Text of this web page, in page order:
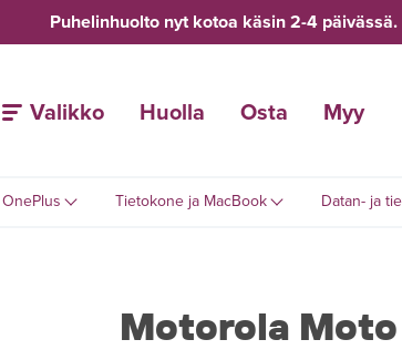
Puhelinhuolto nyt kotoa käsin 2-4 päivässä.
Valikko Huolla Osta Myy
OnePlus Tietokone ja MacBook Datan- ja
Motorola